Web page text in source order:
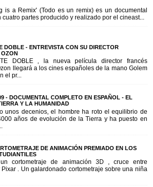
is a Remix' (Todo es un remix) es un documental
cuatro partes producido y realizado por el cineast...
DOBLE - ENTREVISTA CON SU DIRECTOR
OZON
DOBLE , la nueva película director francés
llegará a los cines españoles de la mano Golem
el pr...
- DOCUMENTAL COMPLETO EN ESPAÑOL - EL
Y LA HUMANIDAD
unos decenios, el hombre ha roto el equilibrio de
años de evolución de la Tierra y ha puesto en
DE ANIMACIÓN PREMIADO EN LOS
cortometraje de animación 3D , cruce entre
Pixar . Un galardonado cortometraje sobre una niña